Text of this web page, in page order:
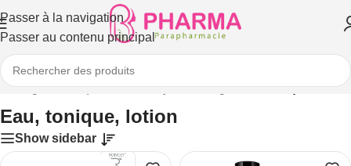
Passer à la navigation
Passer au contenu principal
Visage/Démaquillants, nettoyants visage/Eau, tonique, lotion
Eau, tonique, lotion
Show sidebar